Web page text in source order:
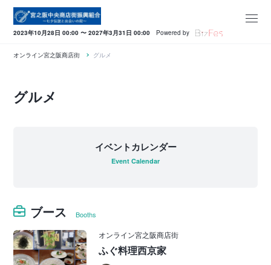
2023年10月28日 00:00 〜 2027年3月31日 00:00 Powered by
オンライン宮之阪商店街 グルメ
グルメ
イベントカレンダー
Event Calendar
ブース Booths
オンライン宮之阪商店街
ふぐ料理西京家